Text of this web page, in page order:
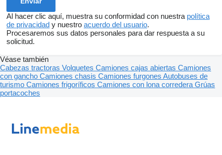
Al hacer clic aquí, muestra su conformidad con nuestra política
de privacidad y nuestro acuerdo del usuario.
Procesaremos sus datos personales para dar respuesta a su
solicitud.
Véase también
Cabezas tractoras Volquetes Camiones cajas abiertas Camiones
con gancho Camiones chasis Camiones furgones Autobuses de
turismo Camiones frigoríficos Camiones con lona corredera Grúas
portacoches